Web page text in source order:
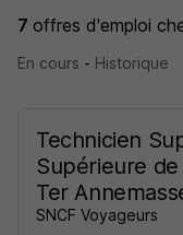
7 offres d'emploi
En cours - Historique
Technicien
Supérieure
Ter
SNCF Voyageurs